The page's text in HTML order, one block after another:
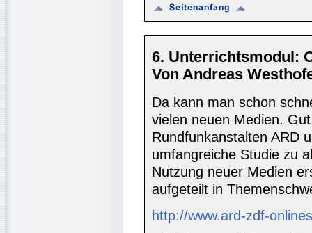
6. Unterrichtsmodul:
Von Andreas
Da kann man schon
vielen neuen Medien.
Rundfunkanstalten ARD
umfangreiche Studie zu
Nutzung neuer Medien
aufgeteilt in
http://www.ard-zdf-